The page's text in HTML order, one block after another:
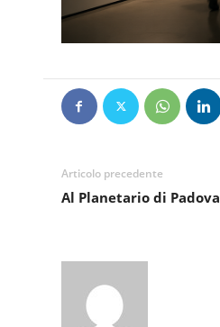
Articolo precedente
Al Planetario di Padova